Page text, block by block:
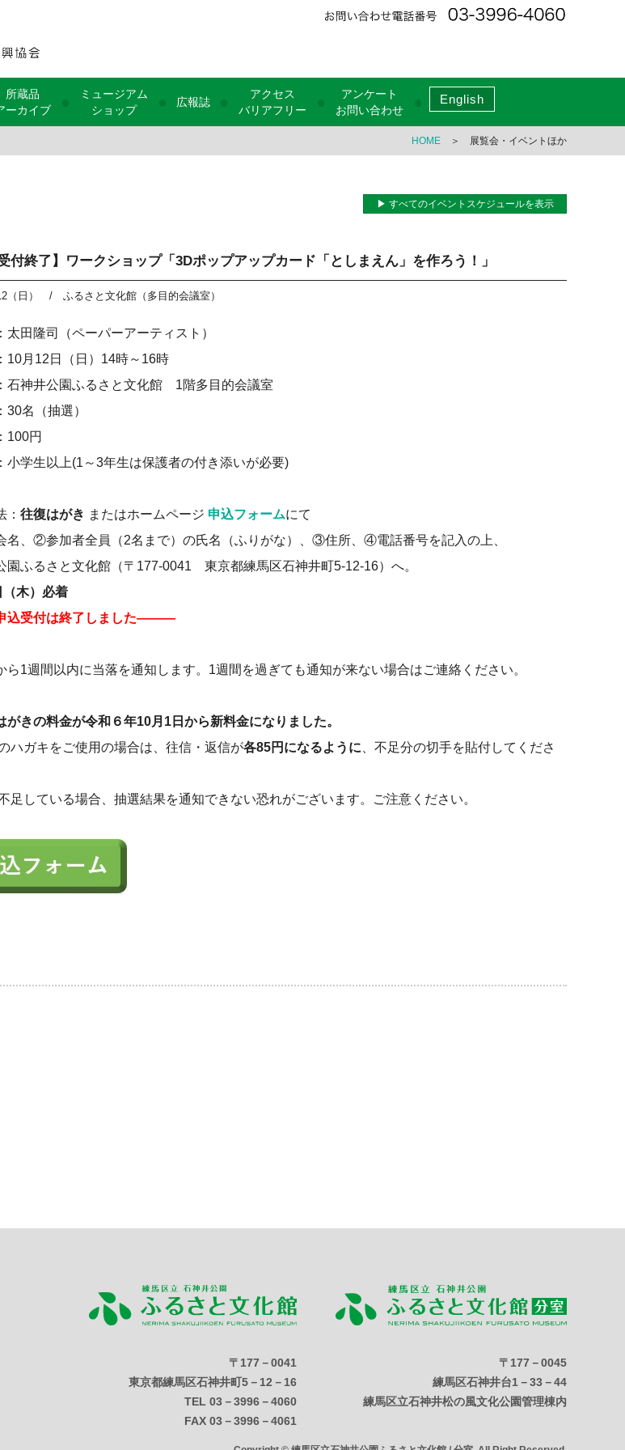
所蔵品
ーカイブ
ミュージアム
ショップ
広報誌
アクセス
バリアフリー
アンケート
お問い合わせ
English
HOME ＞ 展覧会・イベントほか
▶ すべてのイベントスケジュールを表示
付終了】ワークショップ「3Dポップアップカード「としまえん」を作ろう！」
（日） / ふるさと文化館（多目的会議室）
田隆司（ペーパーアーティスト）
月12日（日）14時～16時
神井公園ふるさと文化館 1階多目的会議室
名（抽選）
100円
学生以上(1～3年生は保護者の付き添いが必要)
： 往復はがき またはホームページ 申込フォームにて
、②参加者全員（2名まで）の氏名（ふりがな）、③住所、④電話番号を記入の上、
園ふるさと文化館（〒177-0041 東京都練馬区石神井町5-12-16）へ。
木）必着
込受付は終了しました―――
ら1週間以内に当落を通知します。1週間を過ぎても通知が来ない場合はご連絡ください。
きの料金が令和６年10月1日から新料金になりました。
ハガキをご使用の場合は、往信・返信が各85円になるように 、不足分の切手を貼付してくださ
足している場合、抽選結果を通知できない恐れがございます。ご注意ください。
〒177－0045
練馬区石神井台1－33－44
練馬区立石神井松の風文化公園管理棟内
〒177－0041
東京都練馬区石神井町5－12－16
TEL 03－3996－4060
FAX 03－3996－4061